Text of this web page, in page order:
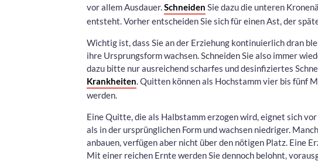
vor allem Ausdauer.Schneiden Sie dazu die unteren
entsteht. Vorher entscheiden Sie sich für einen Ast, der
Wichtig ist, dass Sie an der Erziehung kontinuierlich dran
ihre Ursprungsform wachsen. Schneiden Sie also immer
dazu bitte nur ausreichend scharfes und desinfiziertes
Krankheiten. Quitten können als Hochstamm vier bis fünf
werden.
Eine Quitte, die als Halbstamm erzogen wird, eignet sich
als in der ursprünglichen Form und wachsen niedriger.
anbauen, verfügen aber nicht über den nötigen Platz. Eine
Mit einer reichen Ernte werden Sie dennoch belohnt,